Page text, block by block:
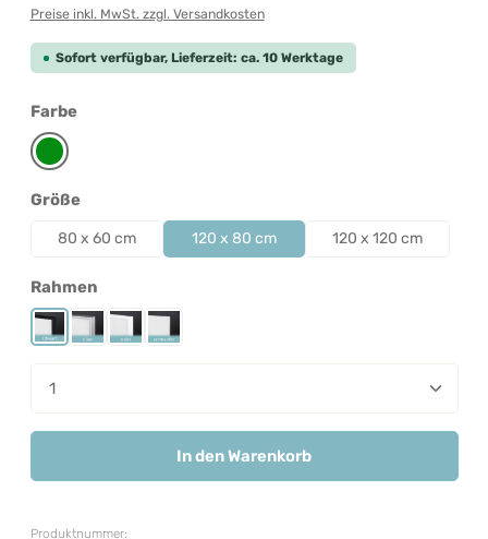
Preise inkl. MwSt. zzgl. Versandkosten
Sofort verfügbar, Lieferzeit: ca. 10 Werktage
Farbeauswählen
Grün
Größeauswählen
80 x 60 cm 120 x 80 cm 120 x 120 cm
Rahmenauswählen
Rahmen Schwarz
Rahmen Silber
Rahmen Weiß
Rahmenlos
Produkt Anzahl: Gib den gewünschten Wert ein
In den Warenkorb
Produktnummer: